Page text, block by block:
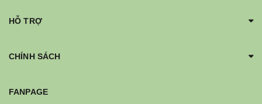
HỖ TRỢ
CHÍNH SÁCH
FANPAGE